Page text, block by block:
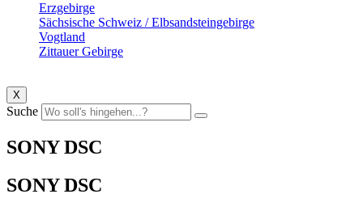
Erzgebirge
Sächsische Schweiz / Elbsandsteingebirge
Vogtland
Zittauer Gebirge
X
Suche
SONY DSC
SONY DSC